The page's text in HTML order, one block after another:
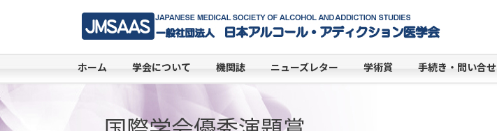
ン
ス
キ
ー
ン
に
ホーム 学会について 機関誌 ニューズレター 学術賞 手続き・問い合せ